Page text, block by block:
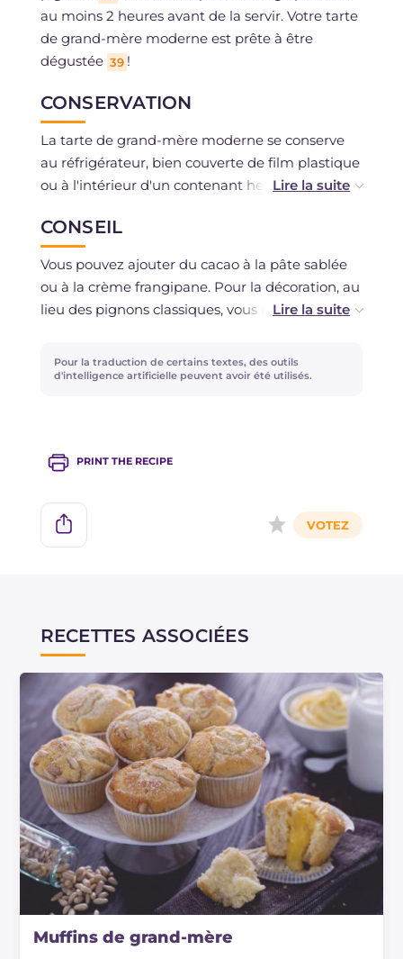
au moins 2 heures avant de la servir. Votre tarte
de grand-mère moderne est prête à être
dégustée 39 !
CONSERVATION
La tarte de grand-mère moderne se conserve
au réfrigérateur, bien couverte de film plastique
ou à l'intérieur d'un contenant hermétique,
CONSEIL
Vous pouvez ajouter du cacao à la pâte sablée
ou à la crème frangipane. Pour la décoration, au
lieu des pignons classiques, vous pouvez utiliser
fruits des bois.
Pour la traduction de certains textes, des outils
d'intelligence artificielle peuvent avoir été utilisés.
PRINT THE RECIPE
RECETTES ASSOCIÉES
Muffins de grand-mère